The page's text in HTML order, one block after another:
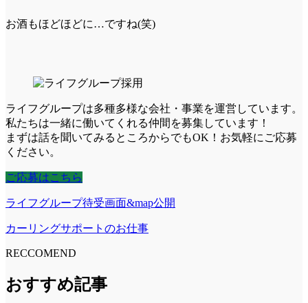
お酒もほどほどに…ですね(笑)
ライフグループは多種多様な会社・事業を運営しています。
私たちは一緒に働いてくれる仲間を募集しています！
まずは話を聞いてみるところからでもOK！お気軽にご応募
ください。
ご応募はこちら
ライフグループ待受画面&map公開
カーリングサポートのお仕事
RECCOMEND
おすすめ記事